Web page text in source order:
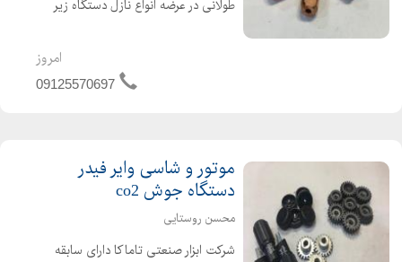
طولانی در عرضه انواع نازل دستگاه زیر
مس شش پر با کیفیت و قیمت مناسبامروز
09125570697
موتور و شاسی وایر فیدر
دستگاه جوش co2
محسن روستایی
شرکت ابزار صنعتی تاماکا دارای سابقه